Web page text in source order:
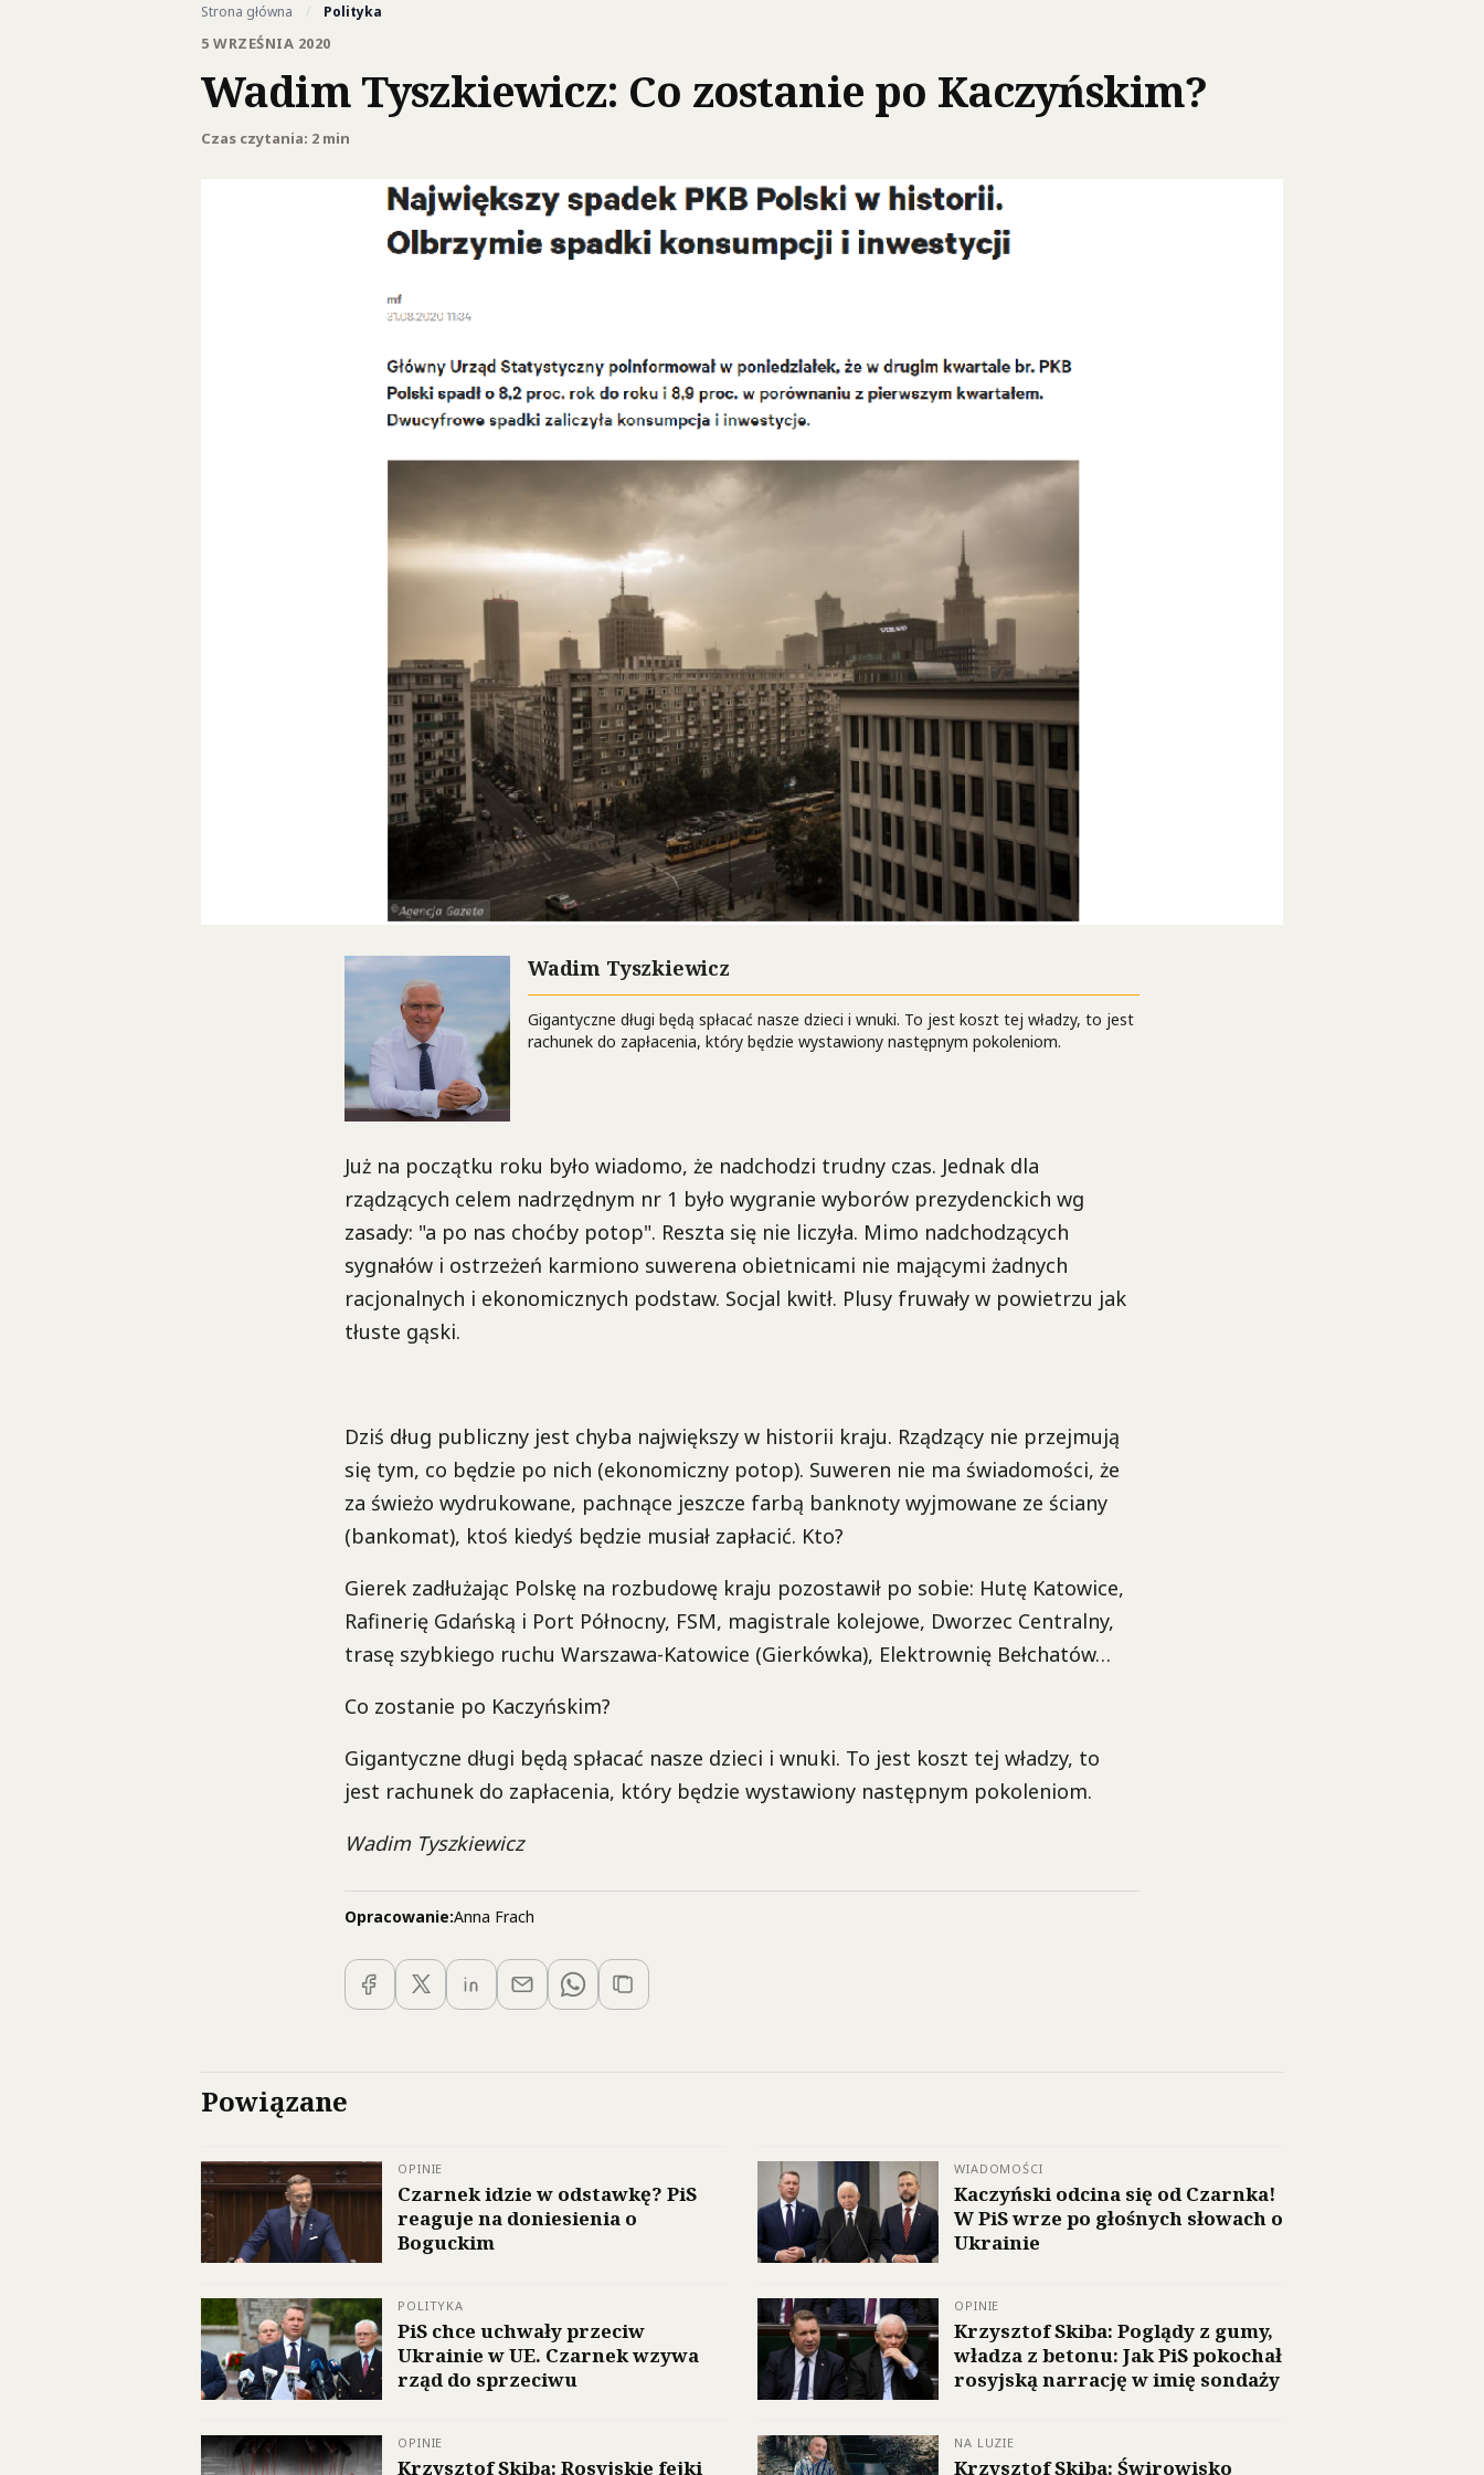
Strona główna / Polityka
5 WRZEŚNIA 2020
Wadim Tyszkiewicz: Co zostanie po Kaczyńskim?
Czas czytania: 2 min
Wadim Tyszkiewicz
Gigantyczne długi będą spłacać nasze dzieci i wnuki. To jest koszt tej władzy, to jest
rachunek do zapłacenia, który będzie wystawiony następnym pokoleniom.
Już na początku roku było wiadomo, że nadchodzi trudny czas. Jednak dla
rządzących celem nadrzędnym nr 1 było wygranie wyborów prezydenckich wg
zasady: "a po nas choćby potop". Reszta się nie liczyła. Mimo nadchodzących
sygnałów i ostrzeżeń karmiono suwerena obietnicami nie mającymi żadnych
racjonalnych i ekonomicznych podstaw. Socjal kwitł. Plusy fruwały w powietrzu jak
tłuste gąski.
Dziś dług publiczny jest chyba największy w historii kraju. Rządzący nie przejmują
się tym, co będzie po nich (ekonomiczny potop). Suweren nie ma świadomości, że
za świeżo wydrukowane, pachnące jeszcze farbą banknoty wyjmowane ze ściany
(bankomat), ktoś kiedyś będzie musiał zapłacić. Kto?
Gierek zadłużając Polskę na rozbudowę kraju pozostawił po sobie: Hutę Katowice,
Rafinerię Gdańską i Port Północny, FSM, magistrale kolejowe, Dworzec Centralny,
trasę szybkiego ruchu Warszawa-Katowice (Gierkówka), Elektrownię Bełchatów…
Co zostanie po Kaczyńskim?
Gigantyczne długi będą spłacać nasze dzieci i wnuki. To jest koszt tej władzy, to
jest rachunek do zapłacenia, który będzie wystawiony następnym pokoleniom.
Wadim Tyszkiewicz
Opracowanie:Anna Frach
Powiązane
OPINIE
Czarnek idzie w odstawkę? PiS
reaguje na doniesienia o
Boguckim
WIADOMOŚCI
Kaczyński odcina się od Czarnka!
W PiS wrze po głośnych słowach o
Ukrainie
POLITYKA
PiS chce uchwały przeciw
Ukrainie w UE. Czarnek wzywa
rząd do sprzeciwu
OPINIE
Krzysztof Skiba: Poglądy z gumy,
władza z betonu: Jak PiS pokochał
rosyjską narrację w imię sondaży
OPINIE
Krzysztof Skiba: Rosyjskie fejki
NA LUZIE
Krzysztof Skiba: Świrowisko